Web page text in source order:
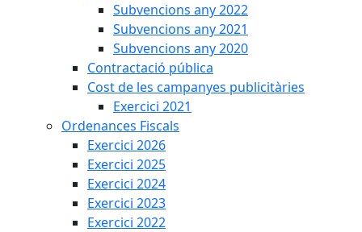
Subvencions any 2022
Subvencions any 2021
Subvencions any 2020
Contractació pública
Cost de les campanyes publicitàries
Exercici 2021
Ordenances Fiscals
Exercici 2026
Exercici 2025
Exercici 2024
Exercici 2023
Exercici 2022